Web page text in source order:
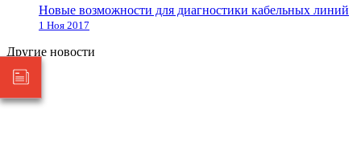
Новые возможности для диагностики кабельных линий
1 Ноя 2017
Другие новости